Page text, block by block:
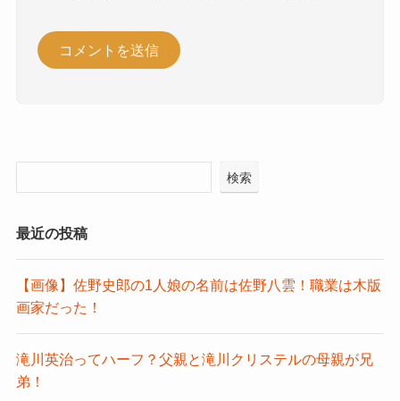
検索
最近の投稿
【画像】佐野史郎の1人娘の名前は佐野八雲！職業は木版
画家だった！
滝川英治ってハーフ？父親と滝川クリステルの母親が兄
弟！